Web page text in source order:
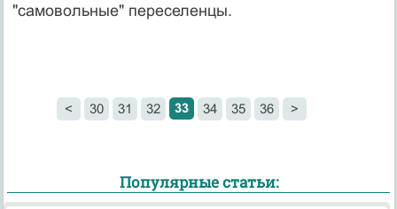
"самовольные" переселенцы.
< 30 31 32 33 34 35 36 >
Популярные статьи: